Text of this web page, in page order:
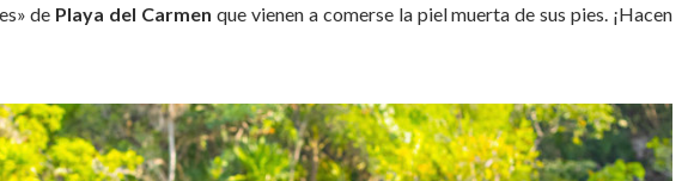
de Playa del Carmen que vienen a comerse la piel muerta de sus pies. ¡Hacen